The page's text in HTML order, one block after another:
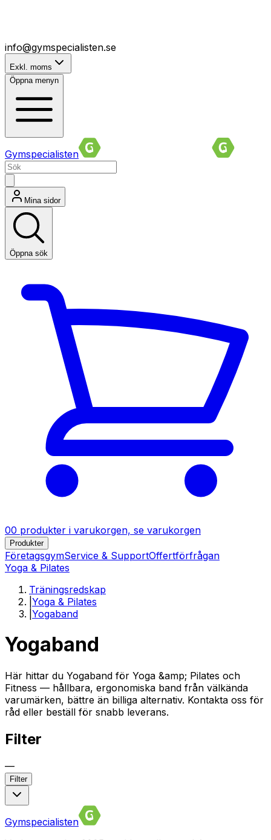
info@gymspecialisten.se
Exkl. moms
Öppna menyn
Gymspecialisten
Mina sidor
Öppna sök
00 produkter i varukorgen, se varukorgen
Produkter
FöretagsgymService & SupportOffertförfrågan
Yoga & Pilates
Träningsredskap
Yoga & Pilates
Yogaband
Yogaband
Här hittar du Yogaband för Yoga &amp; Pilates och
Fitness — hållbara, ergonomiska band från välkända
varumärken, bättre än billiga alternativ. Kontakta oss för
råd eller beställ för snabb leverans.
Filter
—
Filter
Gymspecialisten